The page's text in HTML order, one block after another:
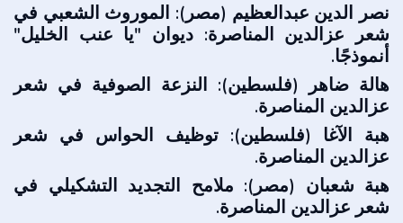
نصر الدين عبدالعظيم (مصر): الموروث الشعبي في
شعر عزالدين المناصرة: ديوان "يا عنب الخليل"
أنموذجًا.
هالة ضاهر (فلسطين): النزعة الصوفية في شعر
عزالدين المناصرة.
هبة الآغا (فلسطين): توظيف الحواس في شعر
عزالدين المناصرة.
هبة شعبان (مصر): ملامح التجديد التشكيلي في
شعر عزالدين المناصرة.